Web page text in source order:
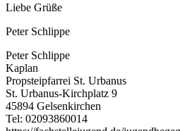
Liebe Grüße
Peter Schlippe
Peter Schlippe
Kaplan
Propsteipfarrei St. Urbanus
St. Urbanus-Kirchplatz 9
45894 Gelsenkirchen
Tel: 02093860014